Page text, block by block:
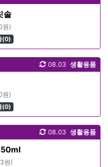
솔
원)
(0)
생활용품
08.03
원)
(0)
생활용품
08.03
원)